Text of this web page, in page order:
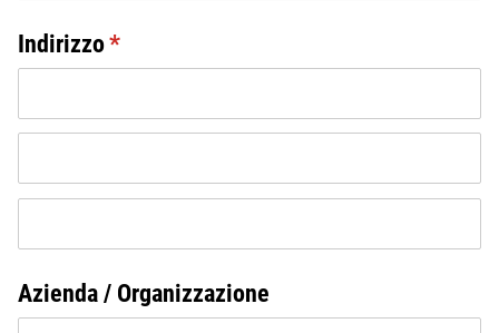
Indirizzo*
(erforderlich)
Azienda /​ Organizzazione